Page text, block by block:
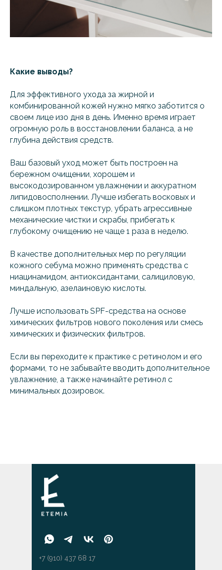
Какие выводы?
Для эффективного ухода за жирной и
комбинированной кожей нужно мягко заботится о
своем лице изо дня в день. Именно время играет
огромную роль в восстановлении баланса, а не
глубина действия средств.
Ваш базовый уход может быть построен на
бережном очищении, хорошем и
высокодозированном увлажнении и аккуратном
липидовосполнении. Лучше избегать восковых и
слишком плотных текстур, убрать агрессивные
механические чистки и скрабы, прибегать к
глубокому очищению не чаще 1 раза в неделю.
В качестве дополнительных мер по регуляции
кожного себума можно применять средства с
ниацинамидом, антиоксидантами, салициловую,
миндальную, азелаиновую кислоты.
Лучше использовать SPF-средства на основе
химических фильтров нового поколения или смесь
химических и физических фильтров.
Если вы переходите к практике с ретинолом и его
формами, то не забывайте вводить дополнительное
увлажнение, а также начинайте ретинол с
минимальных дозировок.
+7 (910) 437 68 17